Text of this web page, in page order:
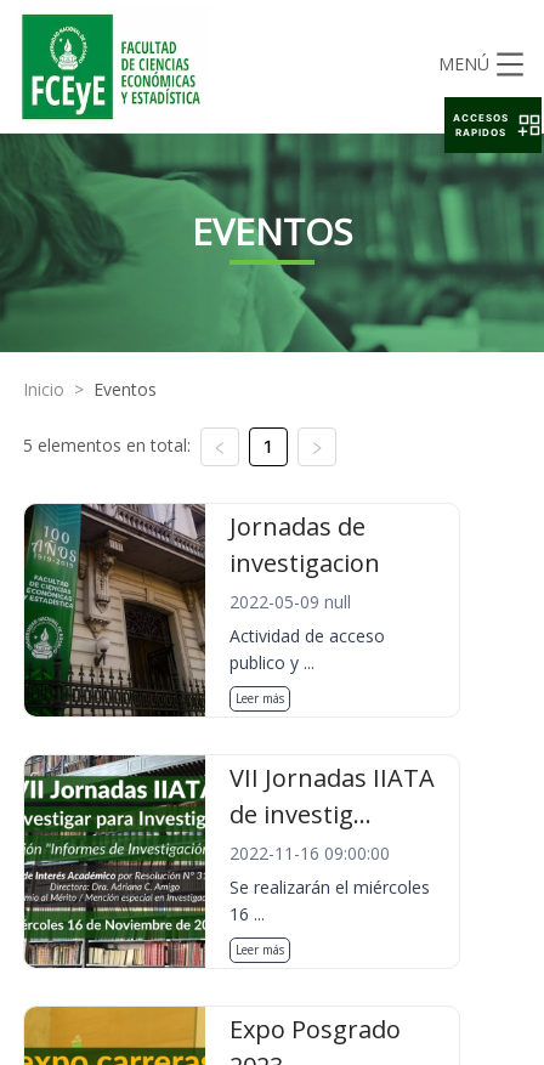
MENÚ
EVENTOS
Inicio > Eventos
5 elementos en total: 1
Jornadas de
investigacion
2022-05-09 null
Actividad de acceso
publico y ...
Leer más
VII Jornadas IIATA
de investig...
2022-11-16 09:00:00
Se realizarán el miércoles
16 ...
Leer más
Expo Posgrado
ACCESOS
RAPIDOS